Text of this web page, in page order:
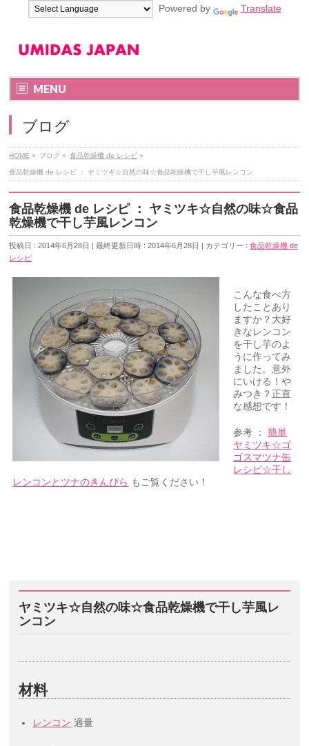
Powered by Translate
MENU
ブログ
HOME » ブログ » 食品乾燥機 de レシピ »
食品乾燥機 de レシピ ： ヤミツキ☆自然の味☆食品乾燥機で干し芋風レンコン
食品乾燥機 de レシピ ： ヤミツキ☆自然の味☆食品
乾燥機で干し芋風レンコン
投稿日 : 2014年6月28日 最終更新日時 : 2014年6月28日 カテゴリー :食品乾燥機 de
レシピ
こんな食べ方
したことあり
ますか？大好
きなレンコン
を干し芋のよ
うに作ってみ
ました。意外
にいける！や
みつき？正直
な感想です！
参考 ：簡単
ヤミツキ☆ゴ
ゴスマツナ缶
レシピ☆干し
レンコンとツナのきんぴら もご覧ください！
ヤミツキ☆自然の味☆食品乾燥機で干し芋風レ
ンコン
材料
レンコン 適量